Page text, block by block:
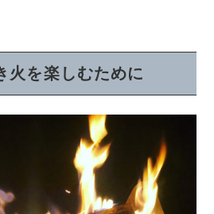
火を楽しむために